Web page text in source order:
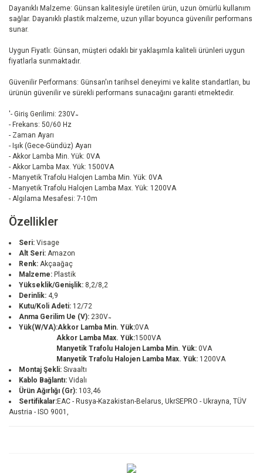
Dayanıklı Malzeme: Günsan kalitesiyle üretilen ürün, uzun ömürlü kullanım
sağlar. Dayanıklı plastik malzeme, uzun yıllar boyunca güvenilir performans
sunar.
Uygun Fiyatlı: Günsan, müşteri odaklı bir yaklaşımla kaliteli ürünleri uygun
fiyatlarla sunmaktadır.
Güvenilir Performans: Günsan'ın tarihsel deneyimi ve kalite standartları, bu
ürünün güvenilir ve sürekli performans sunacağını garanti etmektedir.
'- Giriş Gerilimi: 230V ̴
- Frekans: 50/60 Hz
- Zaman Ayarı
- Işık (Gece-Gündüz) Ayarı
- Akkor Lamba Min. Yük: 0VA
- Akkor Lamba Max. Yük: 1500VA
- Manyetik Trafolu Halojen Lamba Min. Yük: 0VA
- Manyetik Trafolu Halojen Lamba Max. Yük: 1200VA
- Algılama Mesafesi: 7-10m
Özellikler
Seri: Visage
Alt Seri: Amazon
Renk: Akçaağaç
Malzeme: Plastik
Yükseklik/Genişlik: 8,2/8,2
Derinlik: 4,9
Kutu/Koli Adeti: 12/72
Anma Gerilim Ue (V): 230V ̴
Yük(W/VA):Akkor Lamba Min. Yük:0VA
Akkor Lamba Max. Yük:1500VA
Manyetik Trafolu Halojen Lamba Min. Yük: 0VA
Manyetik Trafolu Halojen Lamba Max. Yük: 1200VA
Montaj Şekli: Sıvaaltı
Kablo Bağlantı: Vidalı
Ürün Ağırlığı (Gr): 103,46
Sertifikalar:EAC - Rusya-Kazakistan-Belarus, UkrSEPRO - Ukrayna, TÜV
Austria - ISO 9001,